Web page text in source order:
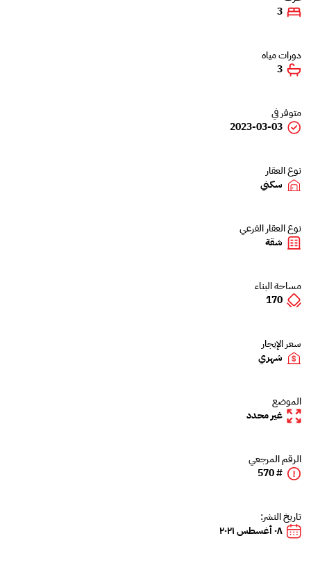
3
دورات مياه
3
متوفر في
2023-03-03
نوع العقار
سكني
نوع العقار الفرعي
شقة
مساحة البناء
170
سعر الإيجار
شهري
الموضع
غير محدد
الرقم المرجعي
# 570
تاريخ النشر:
٠٨ أغسطس ٢٠٢١